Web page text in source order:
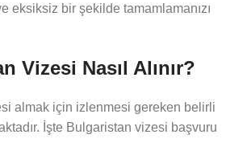
eksiksiz bir şekilde tamamlamanızı
Vizesi Nasıl Alınır?
almak için izlenmesi gereken belirli
İşte Bulgaristan vizesi başvuru